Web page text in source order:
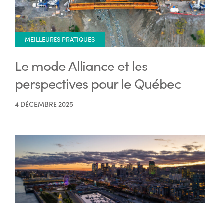
MEILLEURES PRATIQUES
Le mode Alliance et les
perspectives pour le Québec
4 DÉCEMBRE 2025